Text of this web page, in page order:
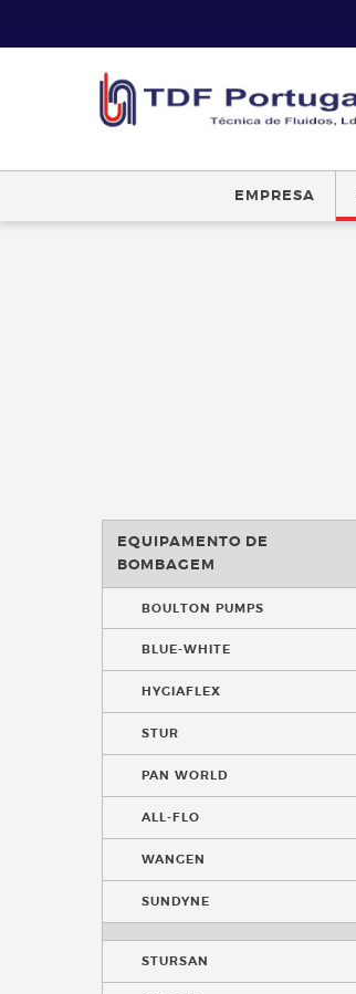
EMPRESA
EQUIPAMENTO DE
BOMBAGEM
BOULTON PUMPS
BLUE-WHITE
HYGIAFLEX
STUR
PAN WORLD
ALL-FLO
WANGEN
SUNDYNE
STURSAN